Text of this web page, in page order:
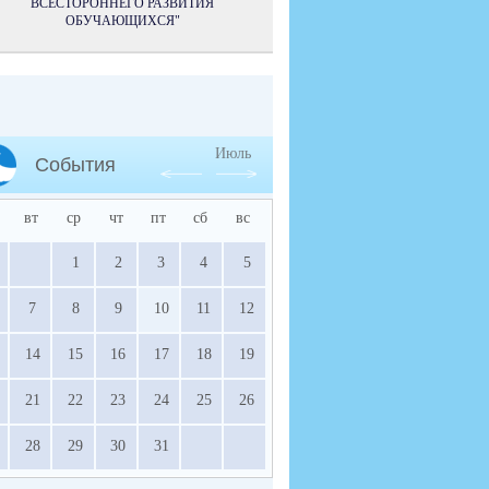
ВСЕСТОРОННЕГО РАЗВИТИЯ
ОБУЧАЮЩИХСЯ"
События
Июль
вт ср чт пт сб вс
1 2 3 4 5
7 8 9 10 11 12
14 15 16 17 18 19
21 22 23 24 25 26
28 29 30 31